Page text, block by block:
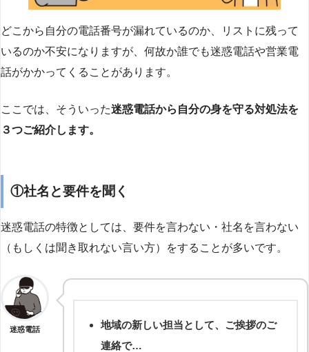
どこから自分の電話番号が漏れているのか、リストに残って
いるのか不安になりますが、何故か誰でも迷惑電話や営業電
話がかかってくることがあります。
ここでは、そういった迷惑電話から自分の身を守る対処法を
３つご紹介します。
①社名と要件を聞く
迷惑電話の特徴としては、要件を言わない・社名を言わない
（もしくは聞き取れない言い方）をすることが多いです。
迷惑電話
地域の新しい担当として、ご挨拶のご
連絡で…